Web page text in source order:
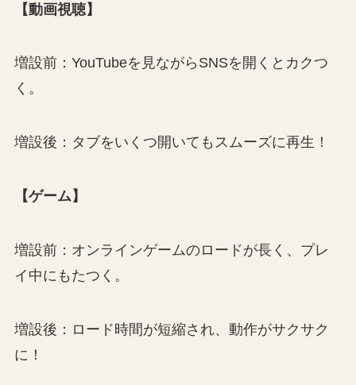
【動画視聴】
増設前：YouTubeを見ながらSNSを開くとカクつ
く。
増設後：タブをいくつ開いてもスムーズに再生！
【ゲーム】
増設前：オンラインゲームのロードが長く、プレ
イ中にもたつく。
増設後：ロード時間が短縮され、動作がサクサク
に！